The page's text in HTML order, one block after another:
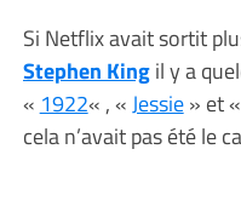
Si Netflix avait sortit
Stephen Kingil y a
« 1922« , «Jessie» et «
cela n’avait pas été le